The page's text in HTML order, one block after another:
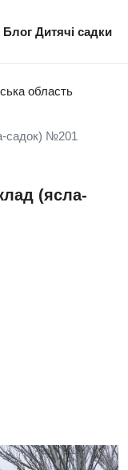
Блог Дитячі садки
область
садок) №201
(ясла-